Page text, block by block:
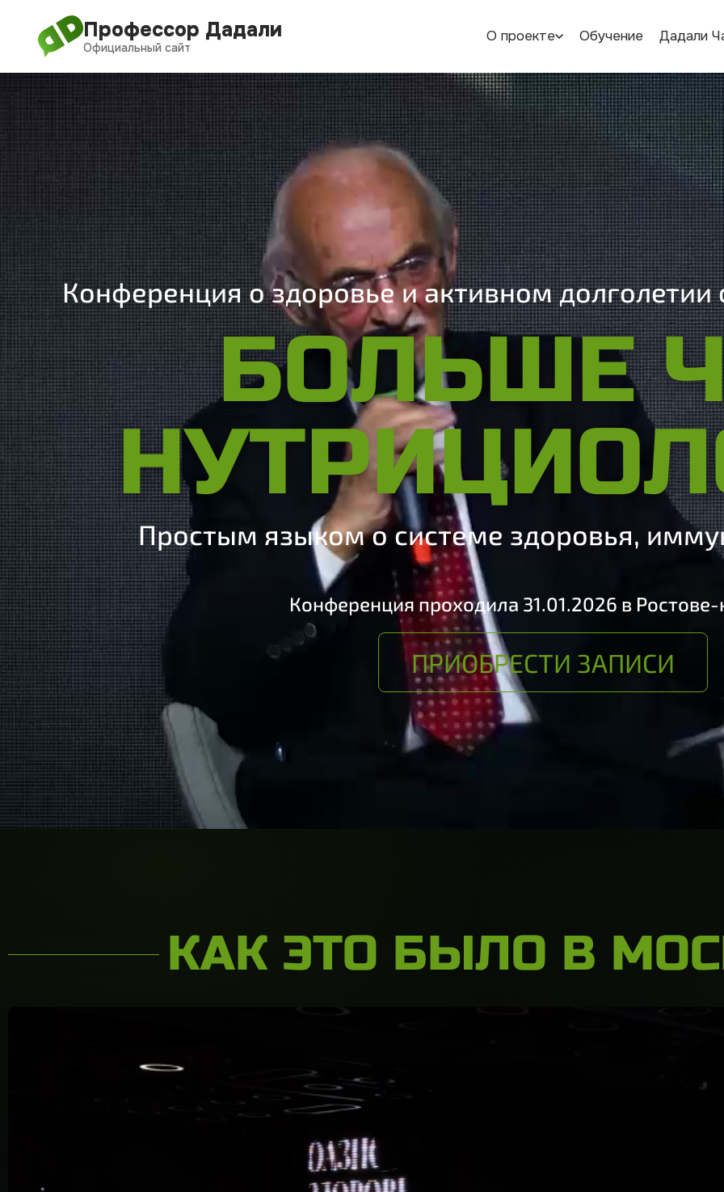
Профессор Дадали
Официальный сайт
О проекте Обучение Дадали
содержимому
Конференция о здоровье и активном
БОЛЬШЕ
Простым языком о системе здоровья,
Конференция проходила 31.01.2026 в
ПРИОБРЕСТИ ЗАПИСИ
КАК ЭТО БЫЛО В